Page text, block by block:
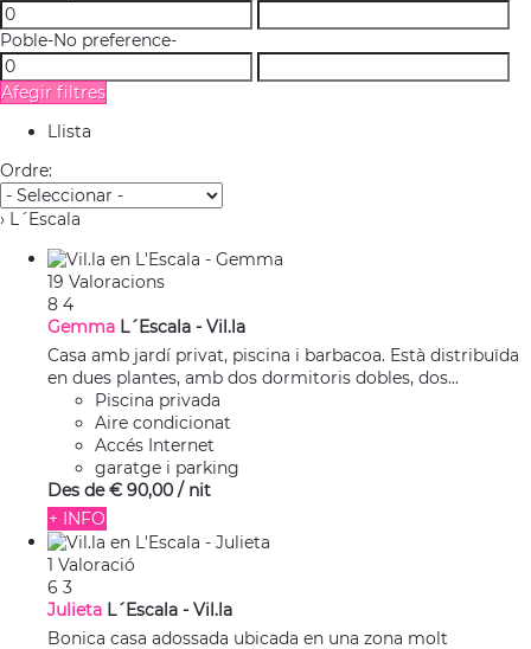
Poble-No preference-
Afegir filtres
Llista
Ordre:
› L´Escala
19 Valoracions
8 4
Gemma L´Escala - Vil.la
Casa amb jardí privat, piscina i barbacoa. Està distribuïda
en dues plantes, amb dos dormitoris dobles, dos...
Piscina privada
Aire condicionat
Accés Internet
garatge i parking
Des de € 90,00 / nit
+ INFO
1 Valoració
6 3
Julieta L´Escala - Vil.la
Bonica casa adossada ubicada en una zona molt